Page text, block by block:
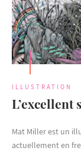
ILLUSTRATION
Mat Miller est un
actuellement en